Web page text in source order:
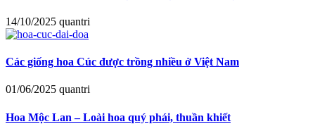
14/10/2025 quantri
Các giống hoa Cúc được trồng nhiều ở Việt Nam
01/06/2025 quantri
Hoa Mộc Lan – Loài hoa quý phái, thuần khiết